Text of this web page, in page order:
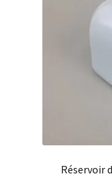
Réservoir